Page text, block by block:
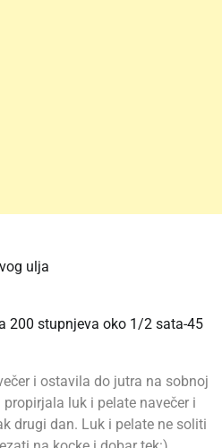
ulja
200 stupnjeva oko 1/2 sata-45
i ostavila do jutra na sobnoj
luk i pelate navečer i
drugi dan. Luk i pelate ne soliti